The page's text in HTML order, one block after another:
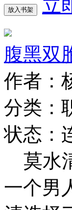
放入书架 立
腹黑双
作者：
分类：
状态：
莫水
一个男